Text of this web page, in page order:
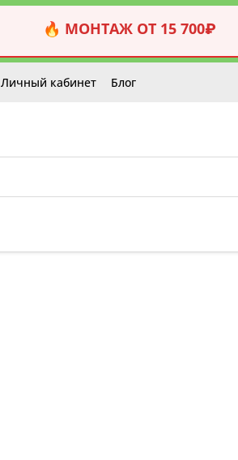
🔥 МОНТАЖ ОТ 15 700₽
Личный кабинет Блог